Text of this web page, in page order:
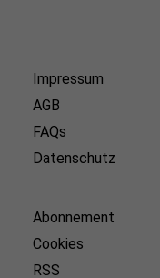
Impressum
AGB
FAQs
Datenschutz
Abonnement
Cookies
RSS